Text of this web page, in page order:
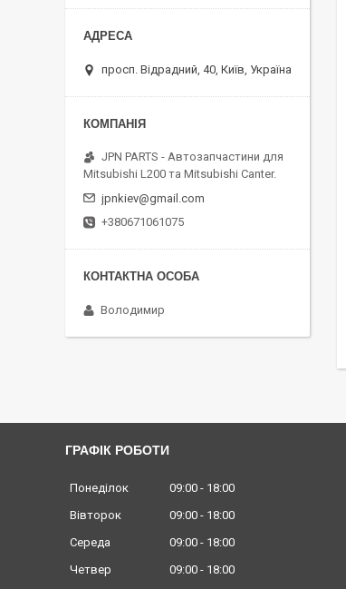
просп. Відрадний, 40, Київ, Україна
JPN PARTS - Автозапчастини для
Mitsubishi L200 та Mitsubishi Canter.
jpnkiev@gmail.com
+380671061075
Володимир
ГРАФІК РОБОТИ
Понеділок 09:00
18:00
Вівторок
09:00
18:00
Середа
09:00
18:00
Четвер
09:00
18:00